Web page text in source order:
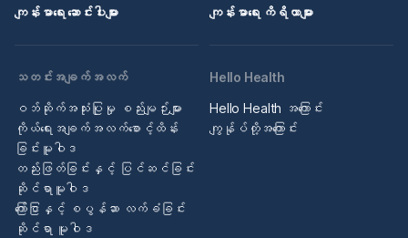
ကျန်းမာရေး ဆောင်းပါးများ ကျန်းမာရေး ကိရိယာများ
သတင်းအချက်အလက်
ဝဘ်ဆိုက်အသုံးပြုမှု စည်းမျဉ်းများ
ကိုယ်ရေးအချက်အလက်စောင့်ထိန်း
ခြင်းမူဝါဒ
တည်းဖြတ်ခြင်းနှင့် ပြင်ဆင်ခြင်း
ဆိုင်ရာမူဝါဒ
ကြော်ငြာနှင့် စပွန်ဆာ လက်ခံခြင်း
ဆိုင်ရာ မူဝါဒ
Hello Health
Hello Health အကြောင်း
ကျွန်ုပ်တို့အကြောင်း